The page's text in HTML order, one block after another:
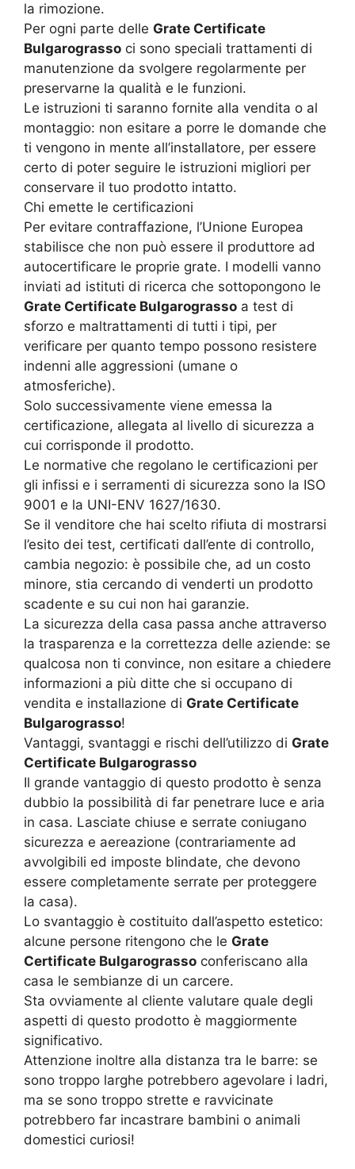
la rimozione.
Per ogni parte delle Grate Certificate
Bulgarograsso ci sono speciali trattamenti di
manutenzione da svolgere regolarmente per
preservarne la qualità e le funzioni.
Le istruzioni ti saranno fornite alla vendita o al
montaggio: non esitare a porre le domande che
ti vengono in mente all’installatore, per essere
certo di poter seguire le istruzioni migliori per
conservare il tuo prodotto intatto.
Chi emette le certificazioni
Per evitare contraffazione, l’Unione Europea
stabilisce che non può essere il produttore ad
autocertificare le proprie grate. I modelli vanno
inviati ad istituti di ricerca che sottopongono le
Grate Certificate Bulgarograsso a test di
sforzo e maltrattamenti di tutti i tipi, per
verificare per quanto tempo possono resistere
indenni alle aggressioni (umane o
atmosferiche).
Solo successivamente viene emessa la
certificazione, allegata al livello di sicurezza a
cui corrisponde il prodotto.
Le normative che regolano le certificazioni per
gli infissi e i serramenti di sicurezza sono la ISO
9001 e la UNI-ENV 1627/1630.
Se il venditore che hai scelto rifiuta di mostrarsi
l’esito dei test, certificati dall’ente di controllo,
cambia negozio: è possibile che, ad un costo
minore, stia cercando di venderti un prodotto
scadente e su cui non hai garanzie.
La sicurezza della casa passa anche attraverso
la trasparenza e la correttezza delle aziende: se
qualcosa non ti convince, non esitare a chiedere
informazioni a più ditte che si occupano di
vendita e installazione di Grate Certificate
Bulgarograsso!
Vantaggi, svantaggi e rischi dell’utilizzo di Grate
Certificate Bulgarograsso
Il grande vantaggio di questo prodotto è senza
dubbio la possibilità di far penetrare luce e aria
in casa. Lasciate chiuse e serrate coniugano
sicurezza e aereazione (contrariamente ad
avvolgibili ed imposte blindate, che devono
essere completamente serrate per proteggere
la casa).
Lo svantaggio è costituito dall’aspetto estetico:
alcune persone ritengono che le Grate
Certificate Bulgarograsso conferiscano alla
casa le sembianze di un carcere.
Sta ovviamente al cliente valutare quale degli
aspetti di questo prodotto è maggiormente
significativo.
Attenzione inoltre alla distanza tra le barre: se
sono troppo larghe potrebbero agevolare i ladri,
ma se sono troppo strette e ravvicinate
potrebbero far incastrare bambini o animali
domestici curiosi!